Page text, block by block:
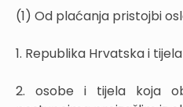
(1) Od plaćanja pristojbi
1. Republika Hrvatska i
2. osobe i tijela koja